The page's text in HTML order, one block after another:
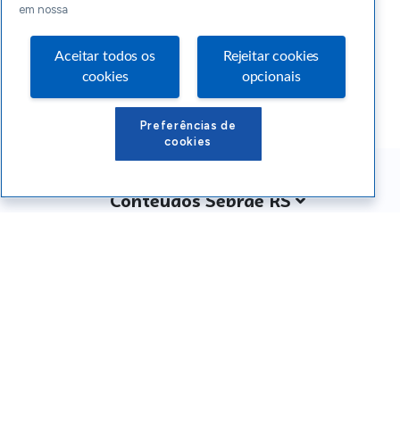
Conteúdos Sebrae RS
em nossa
Aceitar todos os
cookies
Rejeitar cookies
opcionais
Preferências de
cookies